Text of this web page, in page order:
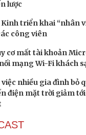
lược
Kinh triển khai “nhân
công viên
cơ mất tài khoản
mạng Wi-Fi khách
nhiều gia đình bỏ
điện mặt trời giảm